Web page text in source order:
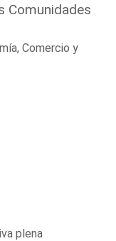
Comunidades
Comercio y
plena